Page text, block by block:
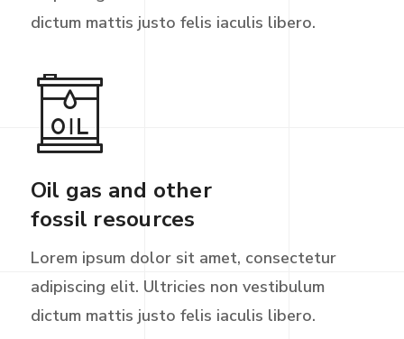
dictum mattis justo felis iaculis libero.
Oil gas and other
fossil resources
Lorem ipsum dolor sit amet, consectetur
adipiscing elit. Ultricies non vestibulum
dictum mattis justo felis iaculis libero.